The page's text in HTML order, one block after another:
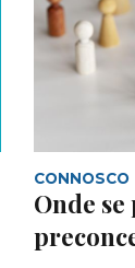
CONNOSCO
Onde